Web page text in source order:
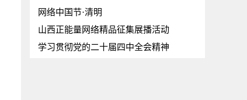
网络中国节·清明
山西正能量网络精品征集展播活动
学习贯彻党的二十届四中全会精神